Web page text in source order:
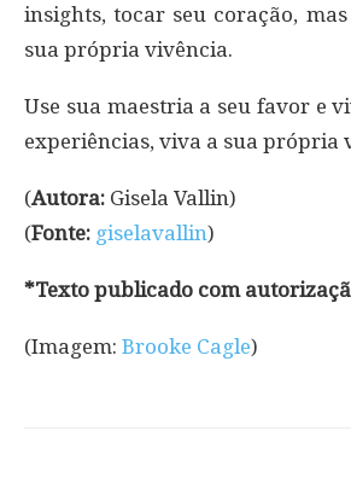
insights, tocar seu coração,
sua própria vivência.
Use sua maestria a seu favor e
experiências, viva a sua própria
(Autora: Gisela Vallin)
(Fonte: giselavallin)
*Texto publicado com
(Imagem: Brooke Cagle)